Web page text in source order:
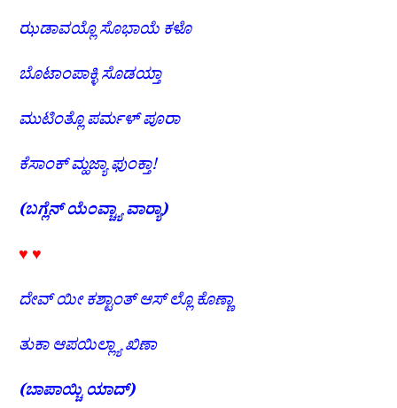
ಝಡಾವಯ್ಲೊಸೊಭಾಯೆ ಕಳೊ
ಬೊಟಾಂಪಾಕ್ಳಿಸೊಡಯ್ತಾ
ಮುಟಿಂತ್ಲೊಪರ್ಮಳ್ಪೂರಾ
ಕೆಸಾಂಕ್ಮ್ಹಜ್ಯಾಫುಂಕ್ತಾ!
(ಬಗ್ಲೆನ್ ಯೆಂವ್ಚ್ಯಾವಾರ‍್ಯಾ)
♥ ♥
ದೇವ್ ಯೀ ಕಶ್ಟಾಂತ್ ಆಸ್ ಲ್ಲೊ ಕೊಣ್ಣಾ
ತುಕಾ ಆಪಯಿಲ್ಲ್ಯಾಖಿಣಾ
(ಬಾಪಾಯ್ಚಿ ಯಾದ್)